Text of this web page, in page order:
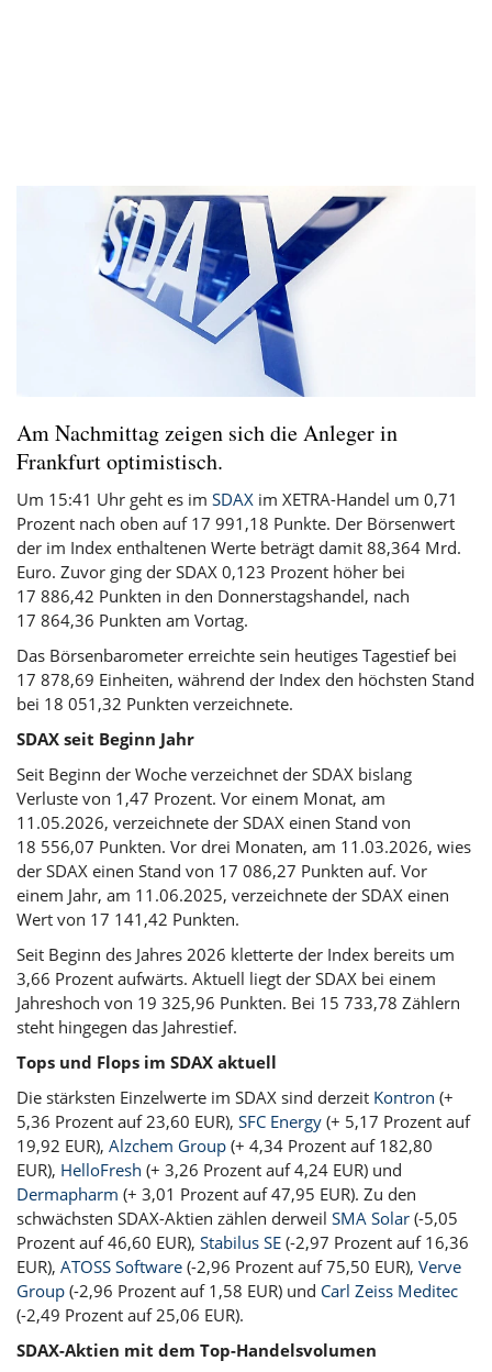
Am Nachmittag zeigen sich die Anleger in
Frankfurt optimistisch.
Um 15:41 Uhr geht es im SDAX im XETRA-Handel um 0,71
Prozent nach oben auf 17 991,18 Punkte. Der Börsenwert
der im Index enthaltenen Werte beträgt damit 88,364 Mrd.
Euro. Zuvor ging der SDAX 0,123 Prozent höher bei
17 886,42 Punkten in den Donnerstagshandel, nach
17 864,36 Punkten am Vortag.
Das Börsenbarometer erreichte sein heutiges Tagestief bei
17 878,69 Einheiten, während der Index den höchsten Stand
bei 18 051,32 Punkten verzeichnete.
SDAX seit Beginn Jahr
Seit Beginn der Woche verzeichnet der SDAX bislang
Verluste von 1,47 Prozent. Vor einem Monat, am
11.05.2026, verzeichnete der SDAX einen Stand von
18 556,07 Punkten. Vor drei Monaten, am 11.03.2026, wies
der SDAX einen Stand von 17 086,27 Punkten auf. Vor
einem Jahr, am 11.06.2025, verzeichnete der SDAX einen
Wert von 17 141,42 Punkten.
Seit Beginn des Jahres 2026 kletterte der Index bereits um
3,66 Prozent aufwärts. Aktuell liegt der SDAX bei einem
Jahreshoch von 19 325,96 Punkten. Bei 15 733,78 Zählern
steht hingegen das Jahrestief.
Tops und Flops im SDAX aktuell
Die stärksten Einzelwerte im SDAX sind derzeit Kontron (+
5,36 Prozent auf 23,60 EUR), SFC Energy (+ 5,17 Prozent auf
19,92 EUR), Alzchem Group (+ 4,34 Prozent auf 182,80
EUR), HelloFresh (+ 3,26 Prozent auf 4,24 EUR) und
Dermapharm (+ 3,01 Prozent auf 47,95 EUR). Zu den
schwächsten SDAX-Aktien zählen derweil SMA Solar (-5,05
Prozent auf 46,60 EUR), Stabilus SE (-2,97 Prozent auf 16,36
EUR), ATOSS Software (-2,96 Prozent auf 75,50 EUR), Verve
Group (-2,96 Prozent auf 1,58 EUR) und Carl Zeiss Meditec
(-2,49 Prozent auf 25,06 EUR).
SDAX-Aktien mit dem Top-Handelsvolumen